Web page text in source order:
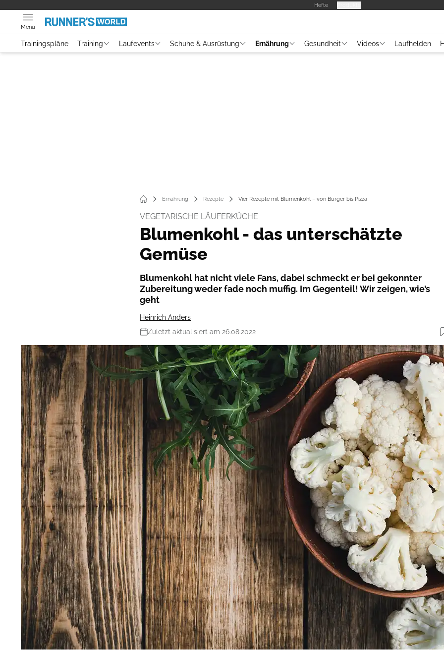
Hefte
Menü
Trainingspläne Training Laufevents Schuhe & Ausrüstung Ernährung Gesundheit Videos Laufhelden
Ernährung Rezepte Vier Rezepte mit Blumenkohl – von Burger bis Pizza
VEGETARISCHE LÄUFERKÜCHE
Blumenkohl - das unterschätzte
Gemüse
Blumenkohl hat nicht viele Fans, dabei schmeckt er bei gekonnter
Zubereitung weder fade noch muffig. Im Gegenteil! Wir zeigen, wie’s
geht
Heinrich Anders
Zuletzt aktualisiert am 26.08.2022